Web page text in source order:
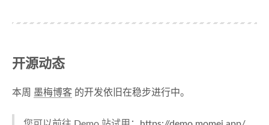
开源动态
本周 墨梅博客 的开发依旧在稳步进行中。